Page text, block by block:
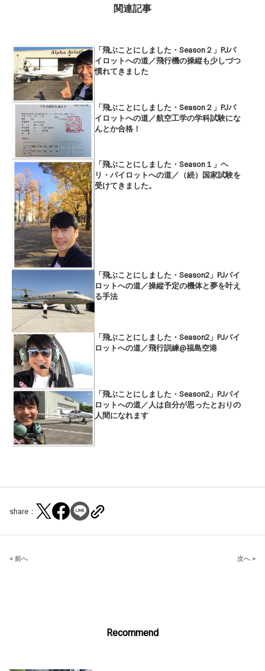
関連記事
「飛ぶことにしました・Season２」PJパ
イロットへの道／飛行機の操縦も少しづつ
慣れてきました
「飛ぶことにしました・Season２」PJパ
イロットへの道／航空工学の学科試験にな
んとか合格！
「飛ぶことにしました・Season１」ヘ
リ・パイロットへの道／（続）国家試験を
受けてきました。
「飛ぶことにしました・Season2」PJパイ
ロットへの道／操縦予定の機体と夢を叶え
る手法
「飛ぶことにしました・Season2」PJパイ
ロットへの道／飛行訓練@福島空港
「飛ぶことにしました・Season2」PJパイ
ロットへの道／人は自分が思ったとおりの
人間になれます
share：
Post
< 前へ 次へ >
Recommend